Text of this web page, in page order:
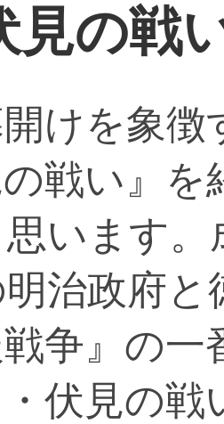
見の戦
けを象徴
戦い』を
います。
治政府
争』の
伏見の戦